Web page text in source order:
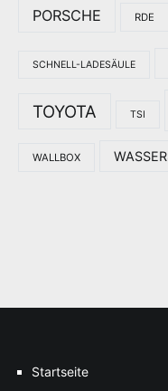
PORSCHE RDE
SCHNELL-LADESÄULE
TOYOTA TSI
WALLBOX
Startseite